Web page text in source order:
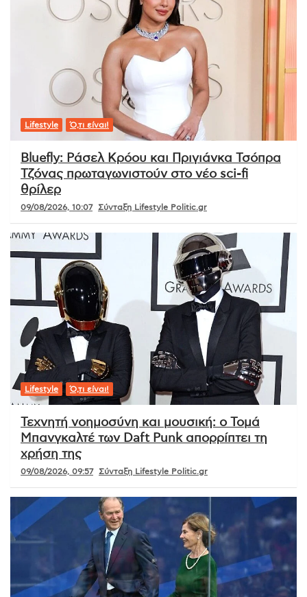
Lifestyle Ό,τι είναι!
Bluefly: Ράσελ Κρόου και Πριγιάνκα Τσόπρα
Τζόνας πρωταγωνιστούν στο νέο sci-fi
θρίλερ
09/08/2026, 10:07 Σύνταξη Lifestyle Politic.gr
Lifestyle Ό,τι είναι!
Τεχνητή νοημοσύνη και μουσική: ο Τομά
Μπανγκαλτέ των Daft Punk απορρίπτει τη
χρήση της
09/08/2026, 09:57 Σύνταξη Lifestyle Politic.gr